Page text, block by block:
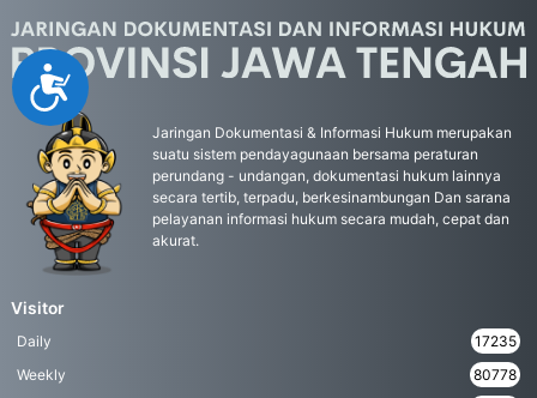
Accessibility
Jaringan Dokumentasi & Informasi Hukum merupakan
suatu sistem pendayagunaan bersama peraturan
perundang - undangan, dokumentasi hukum lainnya
secara tertib, terpadu, berkesinambungan Dan sarana
pelayanan informasi hukum secara mudah, cepat dan
akurat.
Visitor
Daily
17235
Weekly
80778